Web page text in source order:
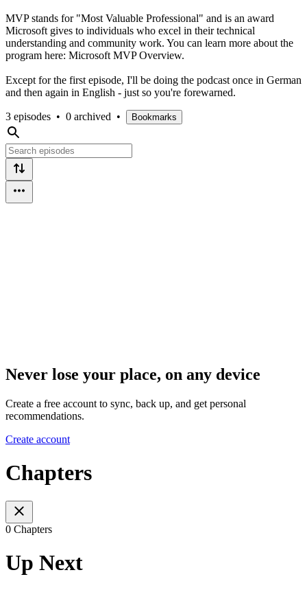
MVP stands for "Most Valuable Professional" and is an award
Microsoft gives to individuals who excel in their technical
understanding and community work. You can learn more about the
program here: Microsoft MVP Overview.
Except for the first episode, I'll be doing the podcast once in German
and then again in English - just so you're forewarned.
3 episodes • 0 archived • Bookmarks
Never lose your place, on any device
Create a free account to sync, back up, and get personal
recommendations.
Create account
Chapters
0 Chapters
Up Next